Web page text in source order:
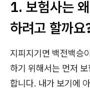
1. 보험사는
하려고 할까요
지피지기면 백전백승
하기 위해서는 먼저
합니다. 내가 보기에